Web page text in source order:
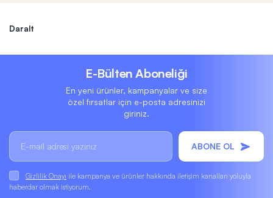
Daralt
E-Bülten Aboneliği
En yeni ürünler, kampanyalar ve size
özel fırsatlar için e-posta adresinizi
giriniz.
ABONE OL
Gizlilik Onayı ile kampanya ve ürünler hakkında iletişim kanalları yoluyla
haberdar olmak istiyorum.